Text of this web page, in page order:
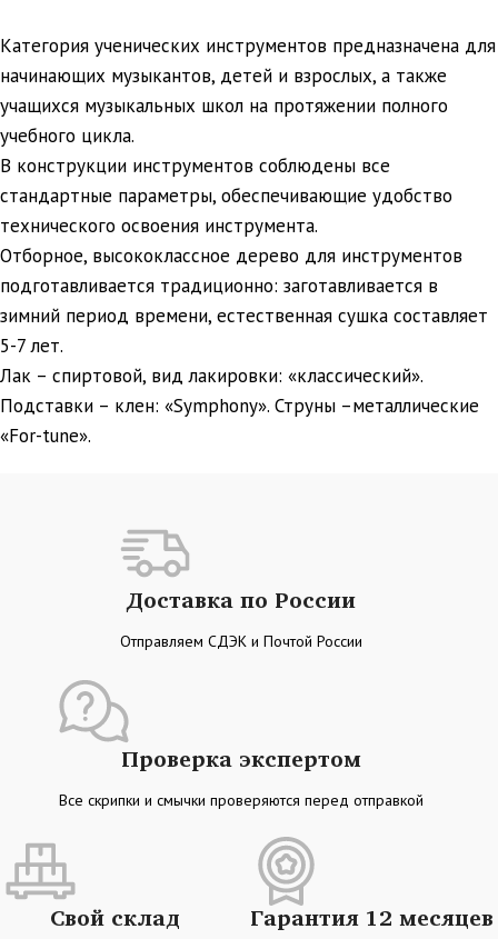
Категория ученических инструментов предназначена для
начинающих музыкантов, детей и взрослых, а также
учащихся музыкальных школ на протяжении полного
учебного цикла.
В конструкции инструментов соблюдены все
стандартные параметры, обеспечивающие удобство
технического освоения инструмента.
Отборное, высококлассное дерево для инструментов
подготавливается традиционно: заготавливается в
зимний период времени, естественная сушка составляет
5-7 лет.
Лак – спиртовой, вид лакировки: «классический».
Подставки – клен: «Symphony». Струны –металлические
«For-tune».
Доставка по России
Отправляем СДЭК и Почтой России
Проверка экспертом
Все скрипки и смычки проверяются перед отправкой
Свой склад Гарантия 12 месяцев